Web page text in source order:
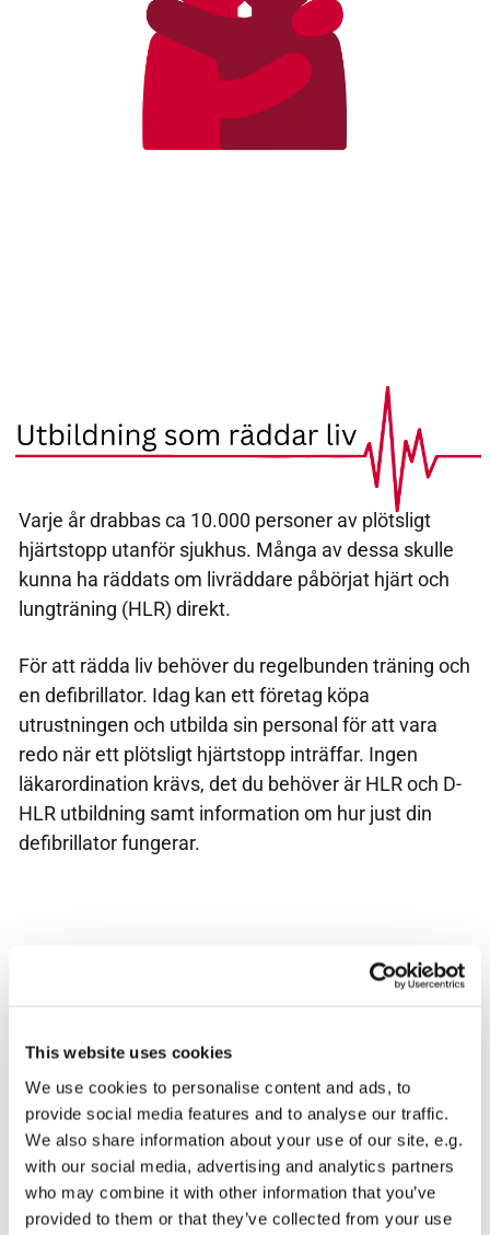
This website uses cookies
We use cookies to personalise content and ads, to
provide social media features and to analyse our traffic.
We also share information about your use of our site, e.g.
with our social media, advertising and analytics partners
who may combine it with other information that you’ve
provided to them or that they’ve collected from your use
Varje år drabbas ca 10.000 personer av plötsligt
hjärtstopp utanför sjukhus. Många av dessa skulle
kunna ha räddats om livräddare påbörjat hjärt och
lungträning (HLR) direkt.
För att rädda liv behöver du regelbunden träning och
en defibrillator. Idag kan ett företag köpa
utrustningen och utbilda sin personal för att vara
redo när ett plötsligt hjärtstopp inträffar. Ingen
läkarordination krävs, det du behöver är HLR och D-
HLR utbildning samt information om hur just din
defibrillator fungerar.